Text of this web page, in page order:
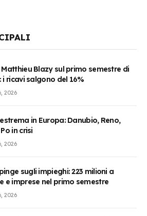
Blazy sul primo semestre di
i ricavi salgono del 16%
2026
in Europa: Danubio, Reno,
in crisi
2026
sugli impieghi: 223 milioni a
e imprese nel primo semestre
2026